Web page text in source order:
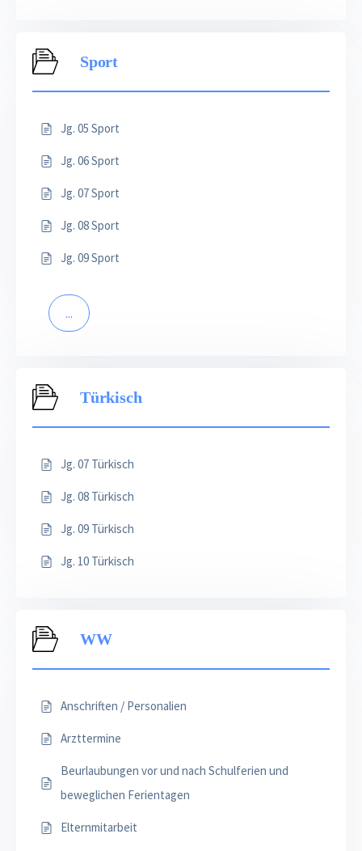
Sport
Jg. 05 Sport
Jg. 06 Sport
Jg. 07 Sport
Jg. 08 Sport
Jg. 09 Sport
...
Türkisch
Jg. 07 Türkisch
Jg. 08 Türkisch
Jg. 09 Türkisch
Jg. 10 Türkisch
WW
Anschriften / Personalien
Arzttermine
Beurlaubungen vor und nach Schulferien und
beweglichen Ferientagen
Elternmitarbeit